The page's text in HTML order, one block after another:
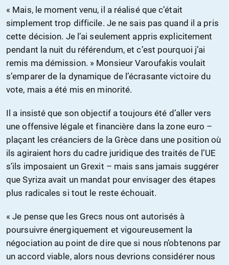
« Mais, le moment venu, il a réalisé que c’était
simplement trop difficile. Je ne sais pas quand il a pris
cette décision. Je l’ai seulement appris explicitement
pendant la nuit du référendum, et c’est pourquoi j’ai
remis ma démission. » Monsieur Varoufakis voulait
s’emparer de la dynamique de l’écrasante victoire du
vote, mais a été mis en minorité.
Il a insisté que son objectif a toujours été d’aller vers
une offensive légale et financière dans la zone euro –
plaçant les créanciers de la Grèce dans une position où
ils agiraient hors du cadre juridique des traités de l’UE
s’ils imposaient un Grexit – mais sans jamais suggérer
que Syriza avait un mandat pour envisager des étapes
plus radicales si tout le reste échouait.
« Je pense que les Grecs nous ont autorisés à
poursuivre énergiquement et vigoureusement la
négociation au point de dire que si nous n’obtenons par
un accord viable, alors nous devrions considérer nous